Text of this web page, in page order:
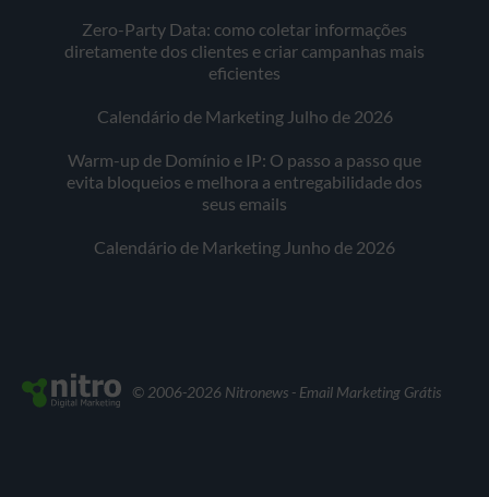
Zero-Party Data: como coletar informações
diretamente dos clientes e criar campanhas mais
eficientes
Calendário de Marketing Julho de 2026
Warm-up de Domínio e IP: O passo a passo que
evita bloqueios e melhora a entregabilidade dos
seus emails
Calendário de Marketing Junho de 2026
© 2006-2026 Nitronews - Email Marketing Grátis